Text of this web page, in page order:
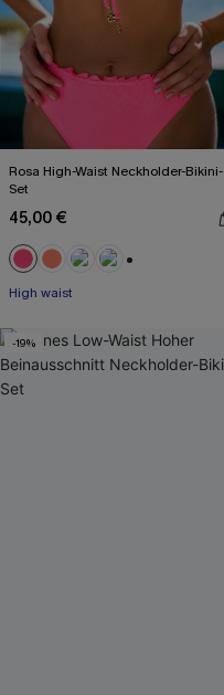
Rosa High-Waist Neckholder-Bikini-
Set
45,00 €
High waist
-19%